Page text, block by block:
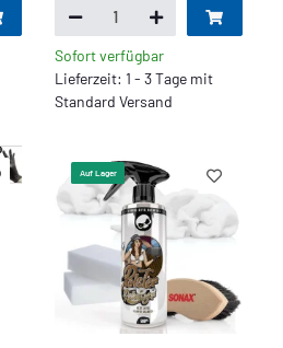
Sofort verfügbar
Lieferzeit: 1 - 3 Tage mit
Standard Versand
Auf Lager